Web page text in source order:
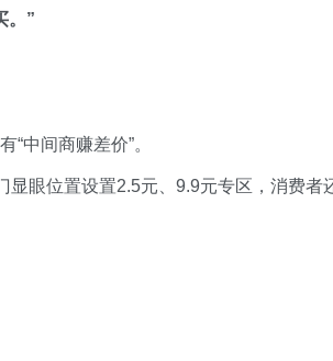
。”
中间商赚差价”。
显眼位置设置2.5元、9.9元专区，消费者